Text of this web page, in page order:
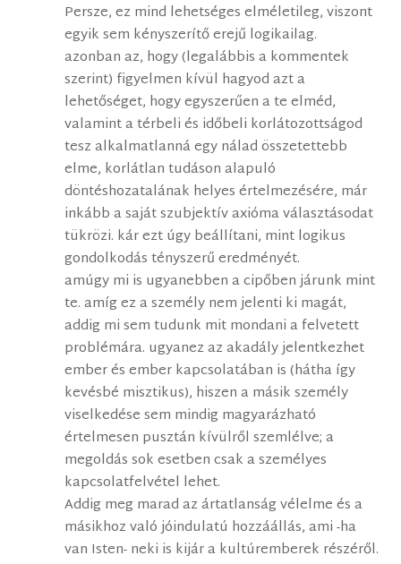
Persze, ez mind lehetséges elméletileg, viszont
egyik sem kényszerítő erejű logikailag.
azonban az, hogy (legalábbis a kommentek
szerint) figyelmen kívül hagyod azt a
lehetőséget, hogy egyszerűen a te elméd,
valamint a térbeli és időbeli korlátozottságod
tesz alkalmatlanná egy nálad összetettebb
elme, korlátlan tudáson alapuló
döntéshozatalának helyes értelmezésére, már
inkább a saját szubjektív axióma választásodat
tükrözi. kár ezt úgy beállítani, mint logikus
gondolkodás tényszerű eredményét.
amúgy mi is ugyanebben a cipőben járunk mint
te. amíg ez a személy nem jelenti ki magát,
addig mi sem tudunk mit mondani a felvetett
problémára. ugyanez az akadály jelentkezhet
ember és ember kapcsolatában is (hátha így
kevésbé misztikus), hiszen a másik személy
viselkedése sem mindig magyarázható
értelmesen pusztán kívülről szemlélve; a
megoldás sok esetben csak a személyes
kapcsolatfelvétel lehet.
Addig meg marad az ártatlanság vélelme és a
másikhoz való jóindulatú hozzáállás, ami -ha
van Isten- neki is kijár a kultúremberek részéről.